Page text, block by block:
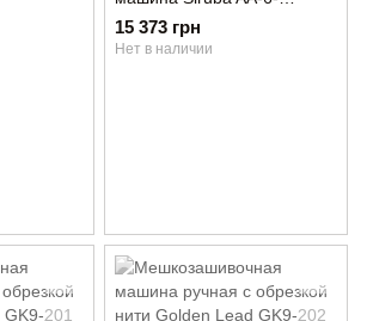
50/60HZ
15 373 грн
Нет в наличии